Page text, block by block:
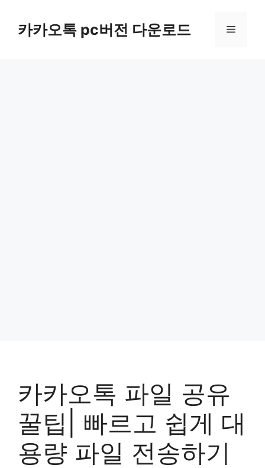
카카오톡 pc버전 다운로드 메
카카오톡 파일 공유
꿀팁| 빠르고 쉽게 대
용량 파일 전송하기